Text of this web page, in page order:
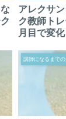
アレクサ
ク教師ト
月目で変
講師になるまでの